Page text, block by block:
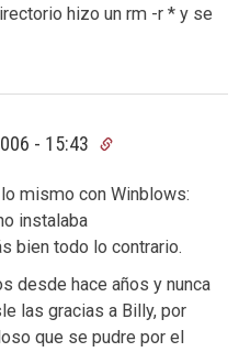
hizo un rm -r * y se
- 15:43
mismo con Winblows:
instalaba
bien todo lo contrario.
desde hace años y nunca
las gracias a Billy, por
que se pudre por el